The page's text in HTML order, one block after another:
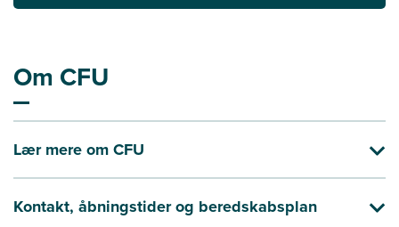
Om CFU
Lær mere om CFU
Kontakt, åbningstider og beredskabsplan